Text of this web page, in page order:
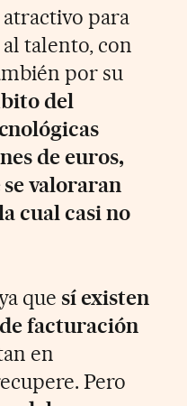
atractivo para
talento, con
por su
del
de euros,
valoraran
cual casi no
quesí existen
facturación
en
Pero